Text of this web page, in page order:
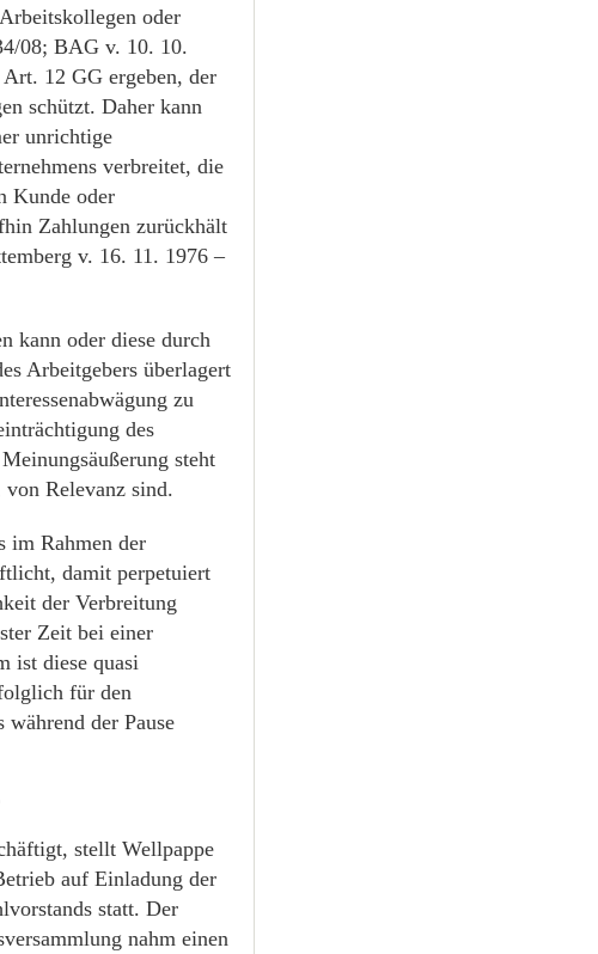
oder
08; BAG v. 10. 10.
12 GG ergeben, der
schützt. Daher kann
unrichtige
verbreitet, die
Kunde oder
Zahlungen zurückhält
v. 16. 11. 1976 –
kann oder diese durch
Arbeitgebers überlagert
zu
des
steht
von Relevanz sind.
im Rahmen der
damit perpetuiert
der Verbreitung
Zeit bei einer
ist diese quasi
für den
der Pause
stellt Wellpappe
auf Einladung der
statt. Der
nahm einen